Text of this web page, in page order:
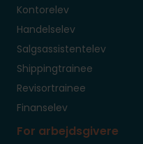
Kontorelev
Handelselev
Salgsassistentelev
Shippingtrainee
Revisortrainee
Finanselev
For arbejdsgivere